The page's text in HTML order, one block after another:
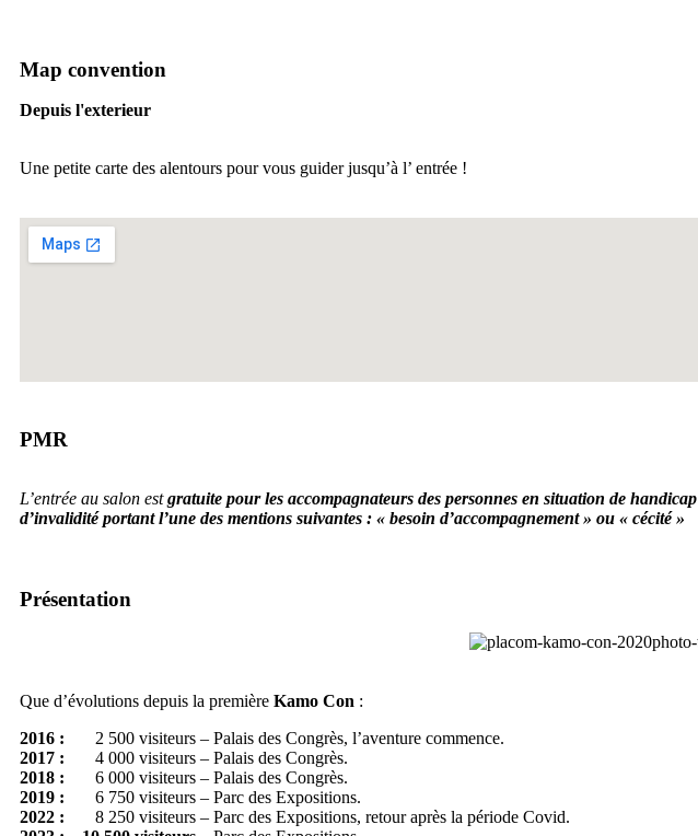
Map convention
Depuis l'exterieur
Une petite carte des alentours pour vous guider jusqu’à l’ entrée !
PMR
L’entrée au salon estgratuite pour les accompagnateurs des personnes en situation de handicap
d’invalidité portant l’une des mentions suivantes : « besoin d’accompagnement » ou « cécité »
Présentation
Que d’évolutions depuis la première Kamo Con :
2016 : 2 500 visiteurs – Palais des Congrès, l’aventure commence.
2017 : 4 000 visiteurs – Palais des Congrès.
2018 : 6 000 visiteurs – Palais des Congrès.
2019 : 6 750 visiteurs – Parc des Expositions.
2022 : 8 250 visiteurs – Parc des Expositions, retour après la période Covid.